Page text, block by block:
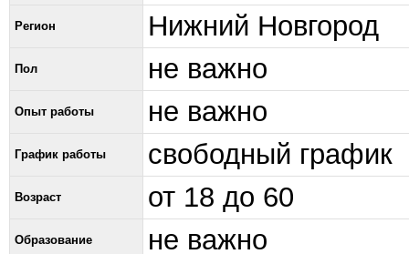
Регион Нижний Новгород
Пол не важно
Опыт работы не важно
График работы свободный график
Возраст от 18 до 60
Образование не важно